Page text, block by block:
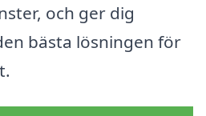
och ger dig
bästa lösningen för